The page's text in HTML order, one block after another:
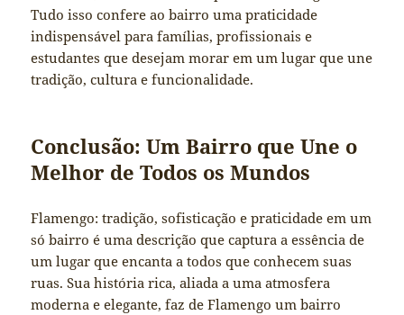
Tudo isso confere ao bairro uma praticidade
indispensável para famílias, profissionais e
estudantes que desejam morar em um lugar que une
tradição, cultura e funcionalidade.
Conclusão: Um Bairro que Une o
Melhor de Todos os Mundos
Flamengo: tradição, sofisticação e praticidade em um
só bairro é uma descrição que captura a essência de
um lugar que encanta a todos que conhecem suas
ruas. Sua história rica, aliada a uma atmosfera
moderna e elegante, faz de Flamengo um bairro